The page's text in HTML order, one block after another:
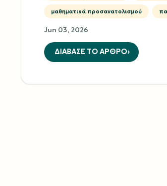
μαθηματικά προσανατολισμού
Jun 03, 2026
ΔΙΑΒΑΣΕ ΤΟ ΑΡΘΡΟ